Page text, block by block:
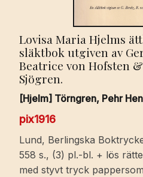
Lovisa Maria Hjelms
släktbok utgiven av
Beatrice von Hofsten
Sjögren.
[Hjelm] Törngren, Pehr
pix1916
Lund, Berlingska
558 s., (3) pl.-bl. + lös
med styvt tryck